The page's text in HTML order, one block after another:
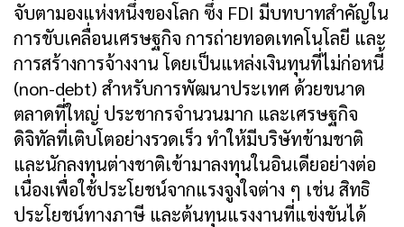
จับตามองแห่งหนึ่งของโลก ซึ่ง FDI มีบทบาทสำคัญใน
การขับเคลื่อนเศรษฐกิจ การถ่ายทอดเทคโนโลยี และ
การสร้างการจ้างงาน โดยเป็นแหล่งเงินทุนที่ไม่ก่อหนี้
(non-debt) สำหรับการพัฒนาประเทศ ด้วยขนาด
ตลาดที่ใหญ่ ประชากรจำนวนมาก และเศรษฐกิจ
ดิจิทัลที่เติบโตอย่างรวดเร็ว ทำให้มีบริษัทข้ามชาติ
และนักลงทุนต่างชาติเข้ามาลงทุนในอินเดียอย่างต่อ
เนื่องเพื่อใช้ประโยชน์จากแรงจูงใจต่าง ๆ เช่น สิทธิ
ประโยชน์ทางภาษี และต้นทุนแรงงานที่แข่งขันได้